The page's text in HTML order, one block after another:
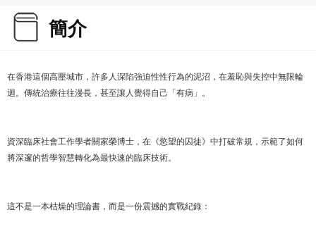
簡介
在香港這個高壓城市，許多人深陷強迫性性行為的泥沼，在羞恥與失控中無限輪
迴。傳統治療往往漫長，甚至讓人覺得自己「有病」。
資深臨床社會工作學者關家榮博士，在《慾望的囚徒》中打破常規，示範了如何
將深邃的哲學智慧轉化為最快速的臨床技術。
這不是一本枯燥的理論書，而是一份震撼的實戰紀錄：